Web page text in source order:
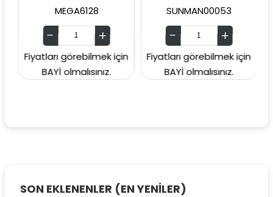
MEGA6128
Fiyatları görebilmek için
BAYİ olmalısınız.
SUNMAN00053
Fiyatları görebilmek için
BAYİ olmalısınız.
SON EKLENENLER (EN YENİLER)